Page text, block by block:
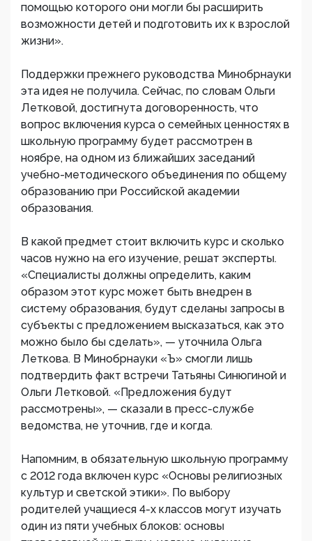
помощью которого они могли бы расширить
возможности детей и подготовить их к взрослой
жизни».
Поддержки прежнего руководства Минобрнауки
эта идея не получила. Сейчас, по словам Ольги
Летковой, достигнута договоренность, что
вопрос включения курса о семейных ценностях в
школьную программу будет рассмотрен в
ноябре, на одном из ближайших заседаний
учебно-методического объединения по общему
образованию при Российской академии
образования.
В какой предмет стоит включить курс и сколько
часов нужно на его изучение, решат эксперты.
«Специалисты должны определить, каким
образом этот курс может быть внедрен в
систему образования, будут сделаны запросы в
субъекты с предложением высказаться, как это
можно было бы сделать», — уточнила Ольга
Леткова. В Минобрнауки «Ъ» смогли лишь
подтвердить факт встречи Татьяны Синюгиной и
Ольги Летковой. «Предложения будут
рассмотрены», — сказали в пресс-службе
ведомства, не уточнив, где и когда.
Напомним, в обязательную школьную программу
с 2012 года включен курс «Основы религиозных
культур и светской этики». По выбору
родителей учащиеся 4-х классов могут изучать
один из пяти учебных блоков: основы